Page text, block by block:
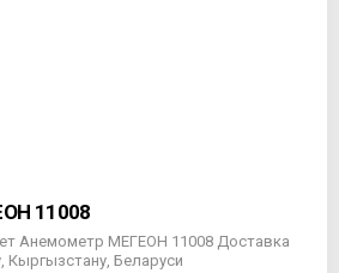
11008
Анемометр МЕГЕОН 11008 Доставка
Кыргызстану, Беларуси